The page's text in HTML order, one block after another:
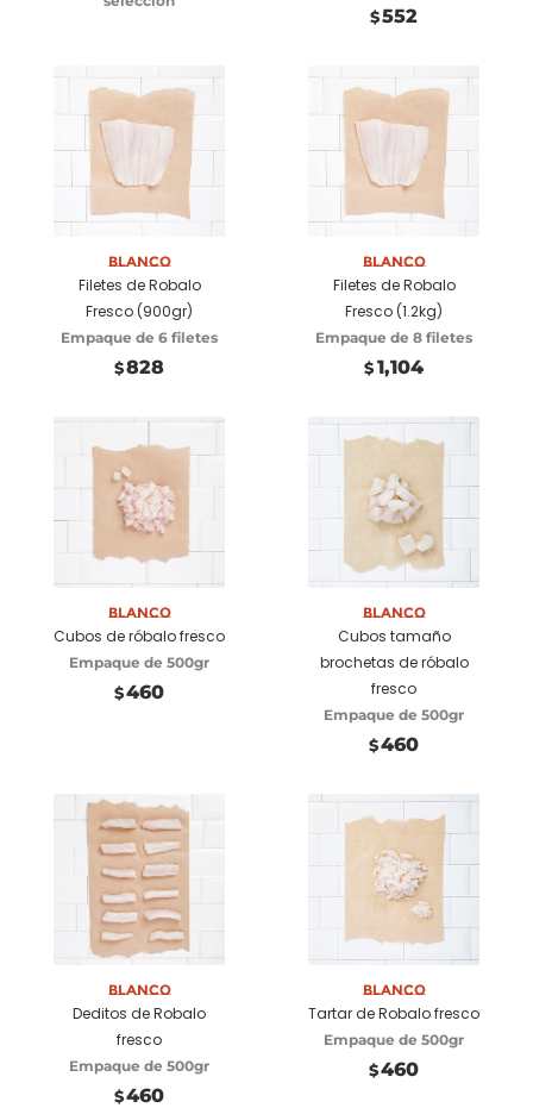
$552
Añadir a
carrito
Blanco
Filetes de Robalo
Fresco (900gr)
Empaque de 6 filetes
$828
Añadir a
carrito
Blanco
Filetes de Robalo
Fresco (1.2kg)
Empaque de 8 filetes
$ 1,104
Añadir a
carrito
Blanco
Cubos de róbalo fresco
Empaque de 500gr
$460
Añadir a
carrito
Blanco
Cubos tamaño
brochetas de róbalo
fresco
Empaque de 500gr
$460
Añadir a
carrito
Blanco
Deditos de Robalo
fresco
Empaque de 500gr
$460
Añadir a
carrito
Blanco
Tartar de Robalo fresco
Empaque de 500gr
$460